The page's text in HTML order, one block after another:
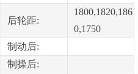
后轮距:
1800,1820,186
0,1750
制动后:
制操后: